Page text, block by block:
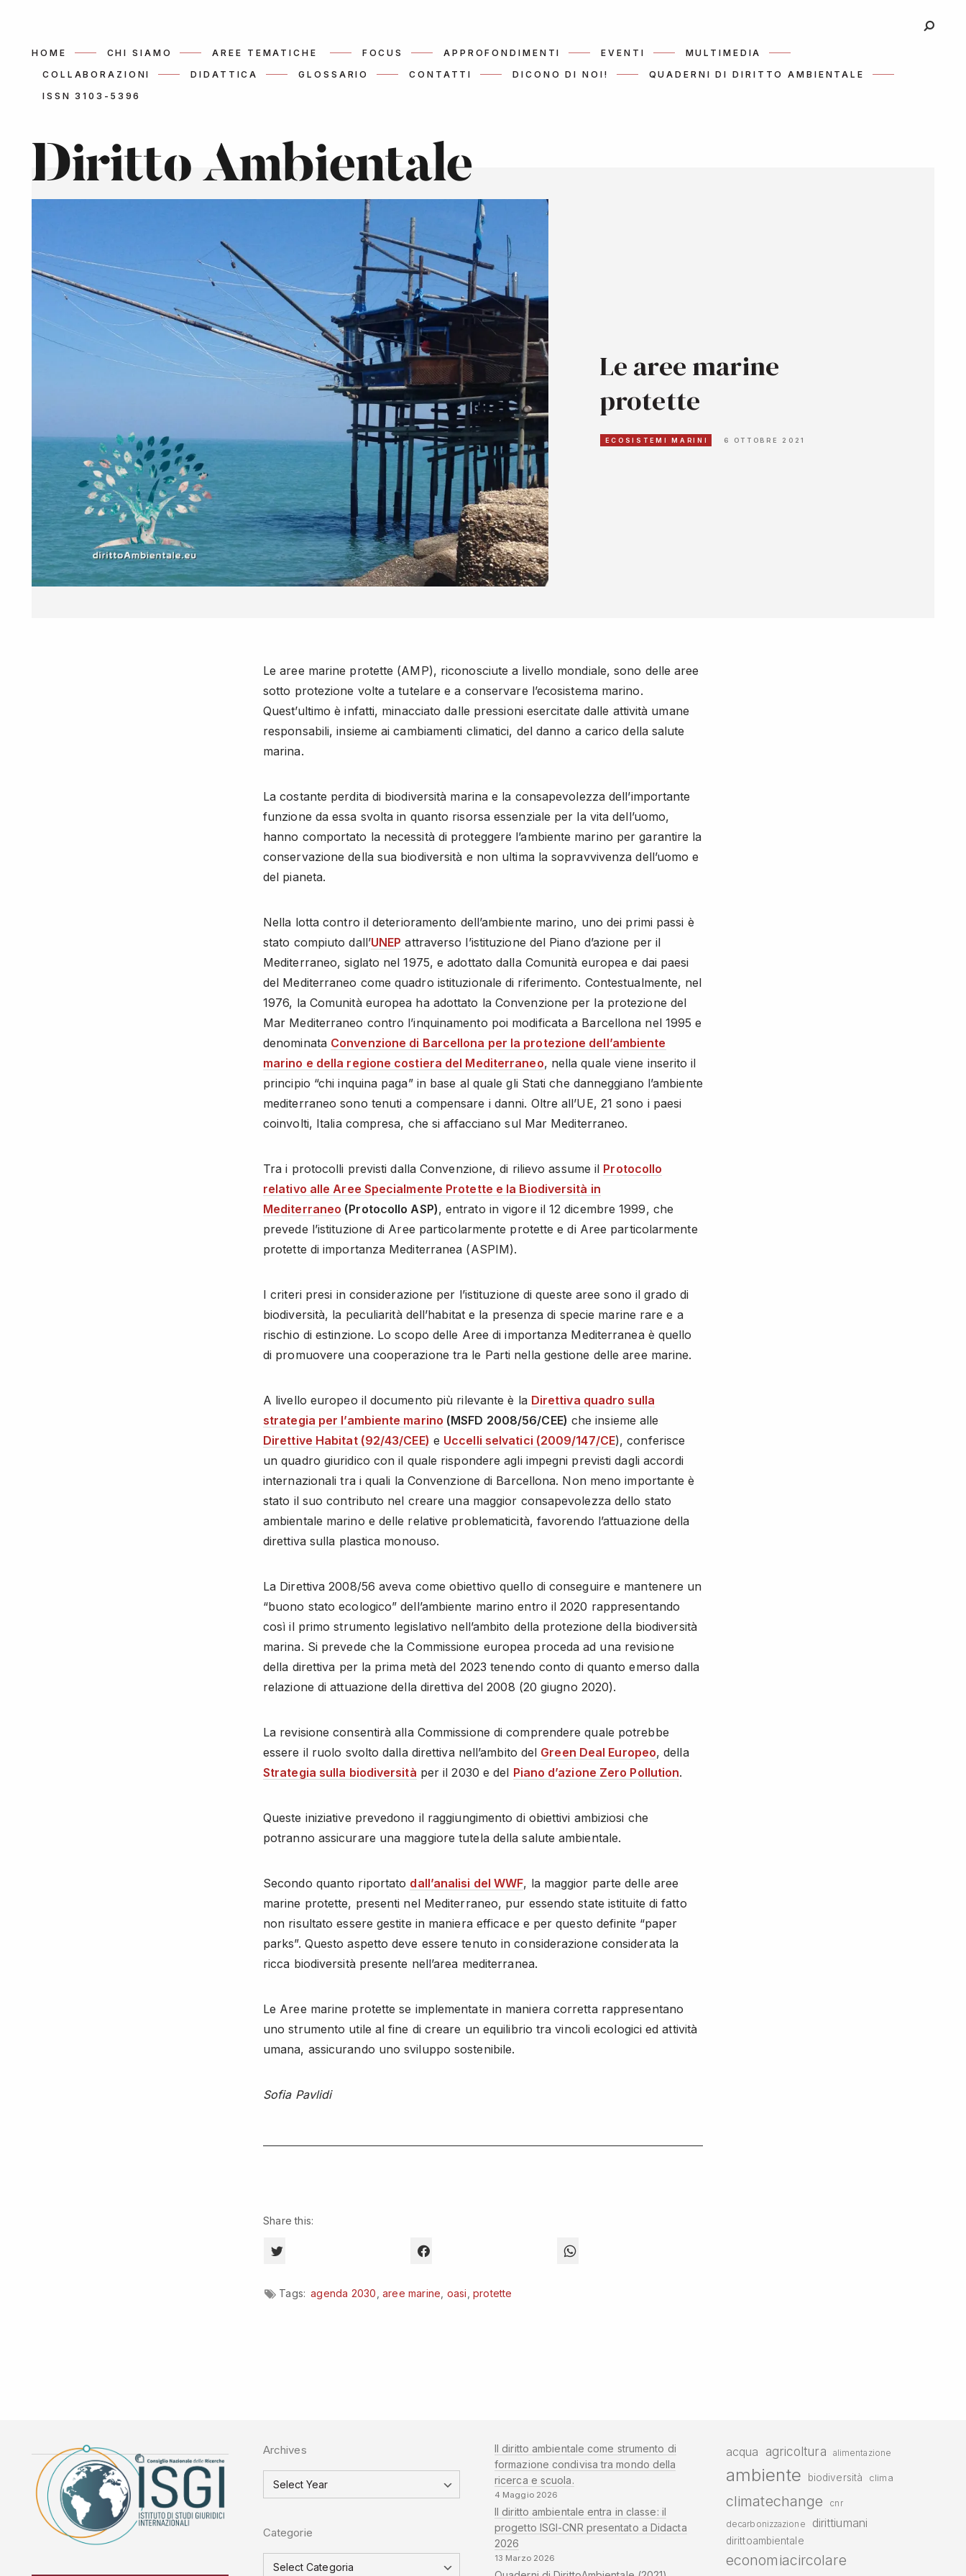
HOME CHI SIAMO AREE TEMATICHE FOCUS APPROFONDIMENTI EVENTI
MULTIMEDIA
COLLABORAZIONI
DIDATTICA GLOSSARIO CONTATTI DICONO DI NOI!
QUADERNI DI DIRITTO AMBIENTALE
ISSN 3103-5396
Diritto Ambientale
Le aree marine
protette
ECOSISTEMI MARINI 6 OTTOBRE 2021
Le aree marine protette (AMP), riconosciute a livello mondiale, sono delle aree
sotto protezione volte a tutelare e a conservare l’ecosistema marino.
Quest’ultimo è infatti, minacciato dalle pressioni esercitate dalle attività umane
responsabili, insieme ai cambiamenti climatici, del danno a carico della salute
marina.
La costante perdita di biodiversità marina e la consapevolezza dell’importante
funzione da essa svolta in quanto risorsa essenziale per la vita dell’uomo,
hanno comportato la necessità di proteggere l’ambiente marino per garantire la
conservazione della sua biodiversità e non ultima la sopravvivenza dell’uomo e
del pianeta.
Nella lotta contro il deterioramento dell’ambiente marino, uno dei primi passi è
stato compiuto dall’UNEP attraverso l’istituzione del Piano d’azione per il
Mediterraneo, siglato nel 1975, e adottato dalla Comunità europea e dai paesi
del Mediterraneo come quadro istituzionale di riferimento. Contestualmente, nel
1976, la Comunità europea ha adottato la Convenzione per la protezione del
Mar Mediterraneo contro l’inquinamento poi modificata a Barcellona nel 1995 e
denominata Convenzione di Barcellona per la protezione dell’ambiente
marino e della regione costiera del Mediterraneo, nella quale viene inserito il
principio “chi inquina paga” in base al quale gli Stati che danneggiano l’ambiente
mediterraneo sono tenuti a compensare i danni. Oltre all’UE, 21 sono i paesi
coinvolti, Italia compresa, che si affacciano sul Mar Mediterraneo.
Tra i protocolli previsti dalla Convenzione, di rilievo assume il Protocollo
relativo alle Aree Specialmente Protette e la Biodiversità in
Mediterraneo (Protocollo ASP), entrato in vigore il 12 dicembre 1999, che
prevede l’istituzione di Aree particolarmente protette e di Aree particolarmente
protette di importanza Mediterranea (ASPIM).
I criteri presi in considerazione per l’istituzione di queste aree sono il grado di
biodiversità, la peculiarità dell’habitat e la presenza di specie marine rare e a
rischio di estinzione. Lo scopo delle Aree di importanza Mediterranea è quello
di promuovere una cooperazione tra le Parti nella gestione delle aree marine.
A livello europeo il documento più rilevante è la Direttiva quadro sulla
strategia per l’ambiente marino (MSFD 2008/56/CEE) che insieme alle
Direttive Habitat (92/43/CEE) e Uccelli selvatici (2009/147/CE), conferisce
un quadro giuridico con il quale rispondere agli impegni previsti dagli accordi
internazionali tra i quali la Convenzione di Barcellona. Non meno importante è
stato il suo contributo nel creare una maggior consapevolezza dello stato
ambientale marino e delle relative problematicità, favorendo l’attuazione della
direttiva sulla plastica monouso.
La Direttiva 2008/56 aveva come obiettivo quello di conseguire e mantenere un
“buono stato ecologico” dell’ambiente marino entro il 2020 rappresentando
così il primo strumento legislativo nell’ambito della protezione della biodiversità
marina. Si prevede che la Commissione europea proceda ad una revisione
della direttiva per la prima metà del 2023 tenendo conto di quanto emerso dalla
relazione di attuazione della direttiva del 2008 (20 giugno 2020).
La revisione consentirà alla Commissione di comprendere quale potrebbe
essere il ruolo svolto dalla direttiva nell’ambito del Green Deal Europeo, della
Strategia sulla biodiversità per il 2030 e del Piano d’azione Zero Pollution.
Queste iniziative prevedono il raggiungimento di obiettivi ambiziosi che
potranno assicurare una maggiore tutela della salute ambientale.
Secondo quanto riportato dall’analisi delWWF, la maggior parte delle aree
marine protette, presenti nel Mediterraneo, pur essendo state istituite di fatto
non risultato essere gestite in maniera efficace e per questo definite “paper
parks”. Questo aspetto deve essere tenuto in considerazione considerata la
ricca biodiversità presente nell’area mediterranea.
Le Aree marine protette se implementate in maniera corretta rappresentano
uno strumento utile al fine di creare un equilibrio tra vincoli ecologici ed attività
umana, assicurando uno sviluppo sostenibile.
Sofia Pavlidi
Share this:
CLICK TO SHARE ON TWITTER (OPENS IN NEW WINDOW)CLICK TO SHARE ON FACEBOOK (OPENS IN NEW WINDOW)
Tags: agenda 2030 ,aree marine oasi ,protette
Archives
Categorie
Il diritto ambientale come strumento di
formazione condivisa tra mondo della
ricerca e scuola.
4 Maggio 2026
Il diritto ambientale entra in classe: il
progetto ISGI-CNR presentato a Didacta
2026
13 Marzo 2026
acqua agricoltura alimentazione
ambiente biodiversità clima
climatechange cnr
decarbonizzazione dirittiumani
dirittoambientale
economiacircolare